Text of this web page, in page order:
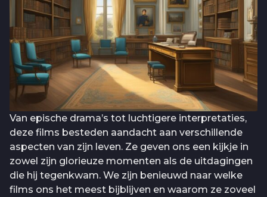
Van epische drama’s tot luchtigere interpretaties,
deze films besteden aandacht aan verschillende
aspecten van zijn leven. Ze geven ons een kijkje in
zowel zijn glorieuze momenten als de uitdagingen
die hij tegenkwam. We zijn benieuwd naar welke
films ons het meest bijblijven en waarom ze zoveel